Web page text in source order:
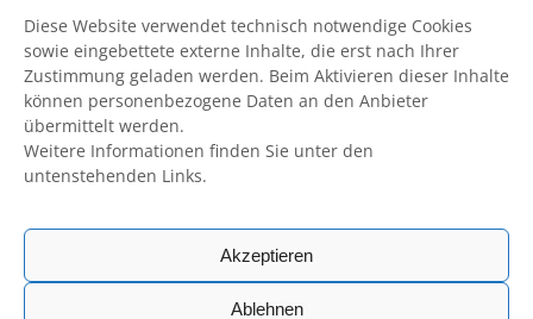
Diese Website verwendet technisch notwendige Cookies
sowie eingebettete externe Inhalte, die erst nach Ihrer
Zustimmung geladen werden. Beim Aktivieren dieser Inhalte
können personenbezogene Daten an den Anbieter
übermittelt werden.
Weitere Informationen finden Sie unter den
untenstehenden Links.
Akzeptieren
Ablehnen
Montag von 09:00 - 16:30 Uhr
Dienstag von 09:00 - 15:00 Uhr
Mittwoch von 09:00 - 12:30 Uhr
Donnerstag von 09:00 - 16:30 Uhr
Freitag von 09:00 - 12:30 Uhr